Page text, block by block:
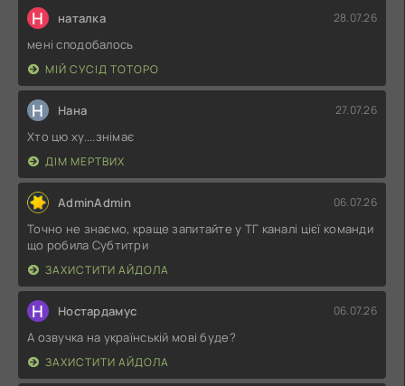
Н наталка 28.07.26
мені сподобалось
МІЙ СУСІД ТОТОРО
Н Нана 27.07.26
Хто цю ху....знімає
ДІМ МЕРТВИХ
AdminAdmin 06.07.26
Точно не знаємо, краще запитайте у ТГ каналі цієї команди
що робила Субтитри
ЗАХИСТИТИ АЙДОЛА
Н Ностардамус 06.07.26
А озвучка на українській мові буде?
ЗАХИСТИТИ АЙДОЛА